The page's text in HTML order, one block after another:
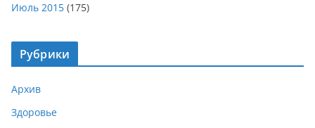
Июль 2015 (175)
Рубрики
Архив
Здоровье